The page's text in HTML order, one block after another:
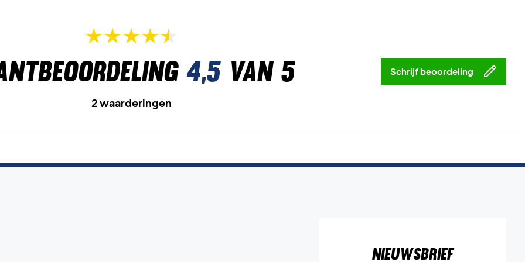
4,5van 5 Schrijf beoordeling
2 waarderingen
Nieuwsbrief